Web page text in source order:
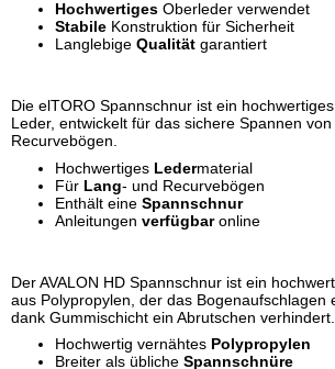
Hochwertiges Oberleder verwendet
Stabile Konstruktion für Sicherheit
Langlebige Qualität garantiert
Die elTORO Spannschnur ist ein
Leder, entwickelt für das sichere Spannen
Recurvebögen.
Hochwertiges Ledermaterial
Für Lang- und Recurvebögen
Enthält eine Spannschnur
Anleitungen verfügbaronline
Der AVALON HD Spannschnur ist ein
aus Polypropylen, der das Bogenaufschlagen
dank Gummischicht ein Abrutschen verhindert.
Hochwertig vernähtes Polypropylen
Breiter als übliche Spannschnüre